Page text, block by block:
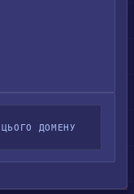
ДОМЕНУ